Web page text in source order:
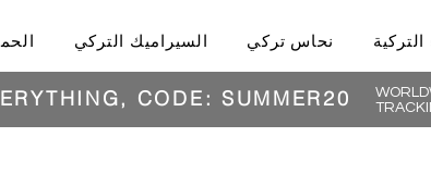
السيراميك التركي نحاس تركي التركية
CODE: SUMMER20